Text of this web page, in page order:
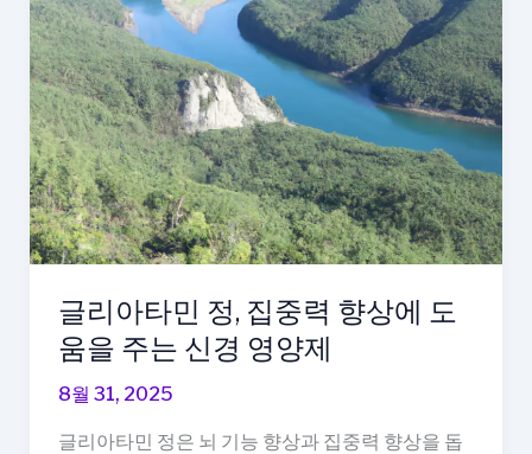
글리아타민 정, 집중력 향상에 도
움을 주는 신경 영양제
8월 31, 2025
글리아타민 정은 뇌 기능 향상과 집중력 향상을 돕